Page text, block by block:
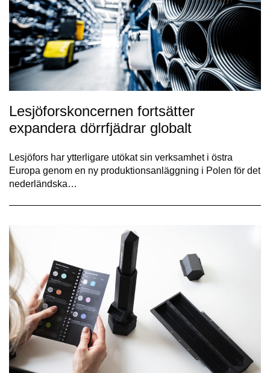
Lesjöforskoncernen fortsätter
expandera dörrfjädrar globalt
Lesjöfors har ytterligare utökat sin verksamhet i östra
Europa genom en ny produktionsanläggning i Polen för det
nederländska…